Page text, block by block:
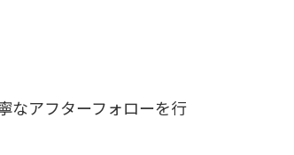
なアフターフォローを行